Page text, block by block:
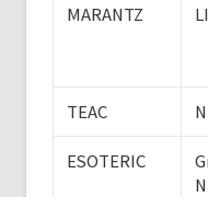
MARANTZ
TEAC
ESOTERIC